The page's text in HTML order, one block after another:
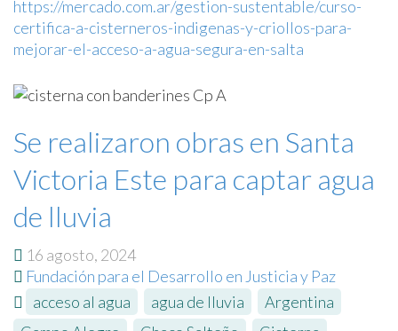
https://mercado.com.ar/gestion-sustentable/curso-
certifica-a-cisterneros-indigenas-y-criollos-para-
mejorar-el-acceso-a-agua-segura-en-salta
Se realizaron obras en Santa
Victoria Este para captar agua
de lluvia
16 agosto, 2024
Fundación para el Desarrollo en Justicia y Paz
acceso al agua
agua de lluvia Argentina